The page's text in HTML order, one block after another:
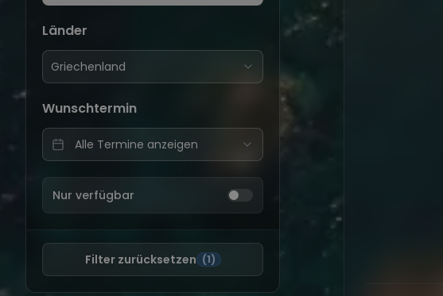
Länder
Griechenland
Wunschtermin
Nur verfügbar
Filter zurücksetzen (1)